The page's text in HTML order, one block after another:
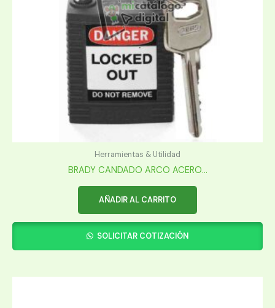
Herramientas & Utilidad
BRADY CANDADO ARCO ACERO...
AÑADIR AL CARRITO
SOLICITAR COTIZACIÓN